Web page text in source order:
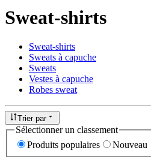
Sweat-shirts
Sweat-shirts
Sweats à capuche
Sweats
Vestes à capuche
Robes sweat
Trier par
Sélectionner un classement
Produits populaires
Nouveau